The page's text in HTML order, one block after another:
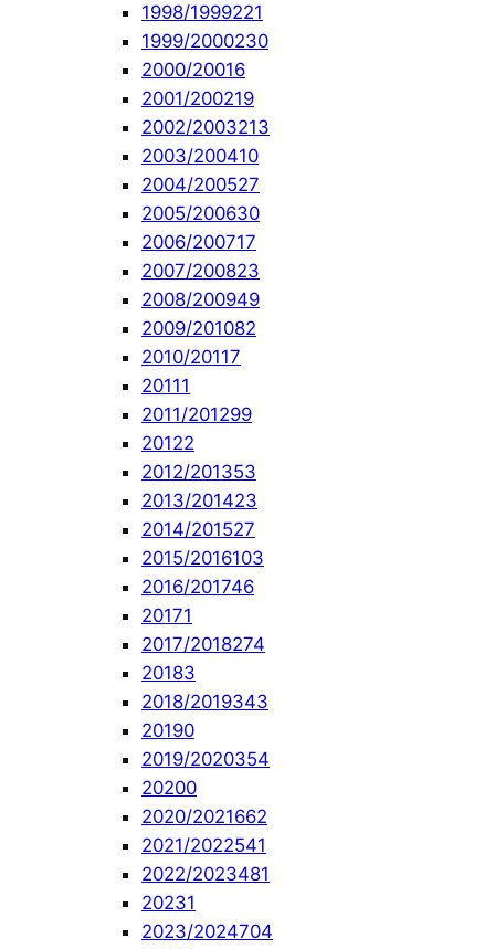
1998/1999221
1999/2000230
2000/20016
2001/200219
2002/2003213
2003/200410
2004/200527
2005/200630
2006/200717
2007/200823
2008/200949
2009/201082
2010/20117
20111
2011/201299
20122
2012/201353
2013/201423
2014/201527
2015/2016103
2016/201746
20171
2017/2018274
20183
2018/2019343
20190
2019/2020354
20200
2020/2021662
2021/2022541
2022/2023481
20231
2023/2024704